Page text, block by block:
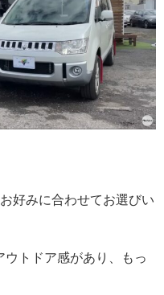
好みに合わせてお選びい
トドア感があり、もっ